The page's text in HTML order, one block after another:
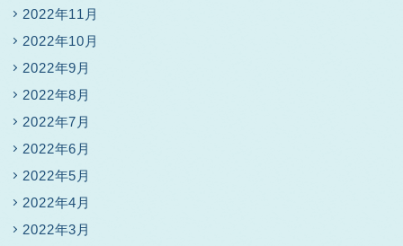
2022年11月
2022年10月
2022年9月
2022年8月
2022年7月
2022年6月
2022年5月
2022年4月
2022年3月